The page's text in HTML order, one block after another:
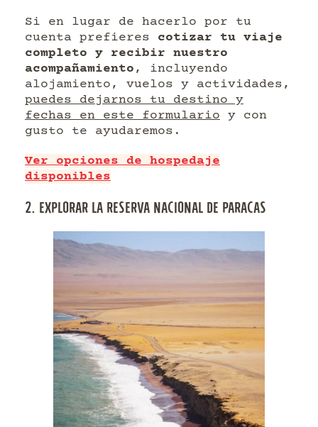
Si en lugar de hacerlo por tu
cuenta prefieres cotizar tu viaje
completo y recibir nuestro
acompañamiento , incluyendo
alojamiento, vuelos y actividades,
puedes dejarnos tu destino y
fechas en este formulario y con
gusto te ayudaremos.
Ver opciones de hospedaje
disponibles
2. EXPLORAR LA RESERVA NACIONAL DE PARACAS